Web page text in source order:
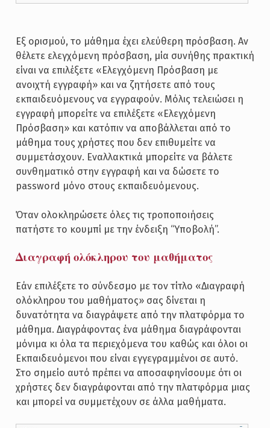
Εξ ορισμού, το μάθημα έχει ελεύθερη πρόσβαση. Αν
θέλετε ελεγχόμενη πρόσβαση, μία συνήθης πρακτική
είναι να επιλέξετε «Ελεγχόμενη Πρόσβαση με
ανοιχτή εγγραφή» και να ζητήσετε από τους
εκπαιδευόμενους να εγγραφούν. Μόλις τελειώσει η
εγγραφή μπορείτε να επιλέξετε «Ελεγχόμενη
Πρόσβαση» και κατόπιν να αποβάλλεται από το
μάθημα τους χρήστες που δεν επιθυμείτε να
συμμετάσχουν. Εναλλακτικά μπορείτε να βάλετε
συνθηματικό στην εγγραφή και να δώσετε το
password μόνο στους εκπαιδευόμενους.
Όταν ολοκληρώσετε όλες τις τροποποιήσεις
πατήστε το κουμπί με την ένδειξη “Υποβολή”.
Διαγραφή ολόκληρου του μαθήματος
Εάν επιλέξετε το σύνδεσμο με τον τίτλο «Διαγραφή
ολόκληρου του μαθήματος» σας δίνεται η
δυνατότητα να διαγράψετε από την πλατφόρμα το
μάθημα. Διαγράφοντας ένα μάθημα διαγράφονται
μόνιμα κι όλα τα περιεχόμενα του καθώς και όλοι οι
Εκπαιδευόμενοι που είναι εγγεγραμμένοι σε αυτό.
Στο σημείο αυτό πρέπει να αποσαφηνίσουμε ότι οι
χρήστες δεν διαγράφονται από την πλατφόρμα μιας
και μπορεί να συμμετέχουν σε άλλα μαθήματα.